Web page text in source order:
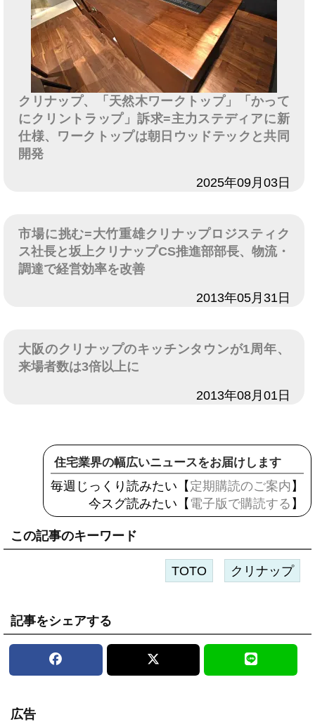
クリナップ、「天然木ワークトップ」「かって
にクリントラップ」訴求=主力ステディアに新
仕様、ワークトップは朝日ウッドテックと共同
開発
2025年09月03日
市場に挑む=大竹重雄クリナップロジスティク
ス社長と坂上クリナップCS推進部部長、物流・
調達で経営効率を改善
2013年05月31日
大阪のクリナップのキッチンタウンが1周年、
来場者数は3倍以上に
2013年08月01日
住宅業界の幅広いニュースをお届けします
毎週じっくり読みたい【 定期購読のご案内 】
今スグ読みたい【 電子版で購読する 】
この記事のキーワード
TOTO クリナップ
記事をシェアする
広告